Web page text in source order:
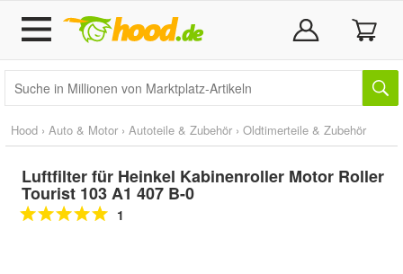
Hood › Auto & Motor › Autoteile & Zubehör › Oldtimerteile & Zubehör
Luftfilter für Heinkel Kabinenroller Motor Roller
Tourist 103 A1 407 B-0
1